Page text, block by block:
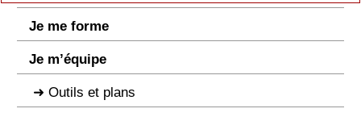
Je me forme
Je m’équipe
Outils et plans